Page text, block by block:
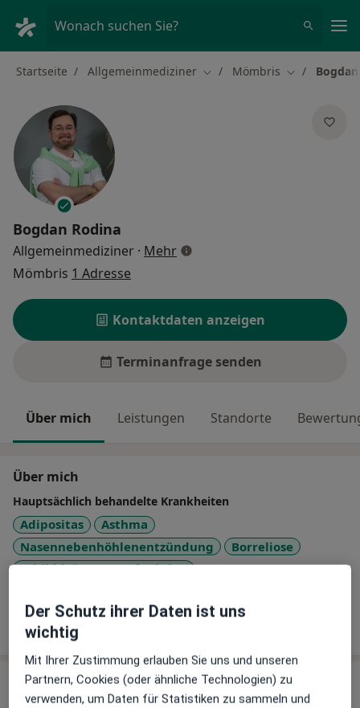
Wonach suchen Sie?
Startseite Allgemeinmediziner Stadt ändern
Mömbris Stadt ändern
Bogdan Rodina
Allgemeinmediziner · Mehrüber Spezialisierungen
Mömbris 1 Adresse
Kontaktdaten anzeigen
Terminanfrage senden
Über mich Leistungen Standorte
Über mich
Hauptsächlich behandelte Krankheiten
Adipositas
Asthma
Nasennebenhöhlenentzündung
Borreliose
Schilddrüsenunterfunktion
+30a11y_sr_more_diseases
Mehr Details anzeigen
Leistungen & Kosten
Beliebte Leistungen
Der Schutz ihrer Daten ist uns
wichtig
Mit Ihrer Zustimmung erlauben Sie uns und unseren
Partnern, Cookies (oder ähnliche Technologien) zu
verwenden, um Daten für Statistiken zu sammeln und